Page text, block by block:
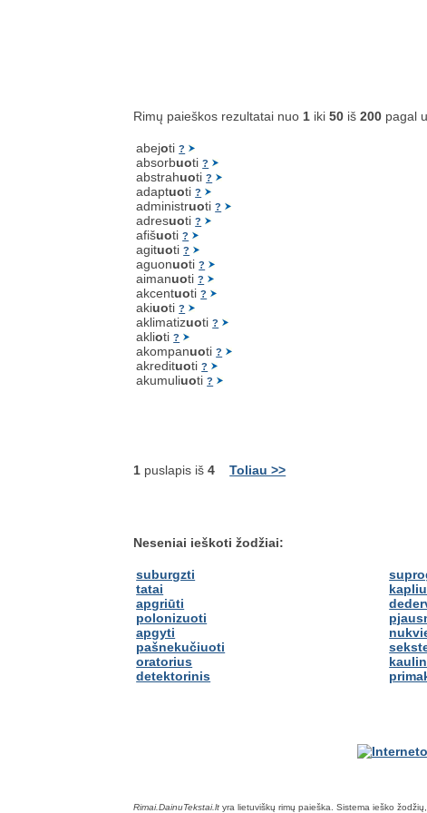
Rimų paieškos rezultatai nuo 1 iki50 iš200 pagal
abejoti?
absorbuoti?
abstrahuoti?
adaptuoti?
administruoti?
adresuoti?
afišuoti?
agituoti?
aguonuoti?
aimanuoti?
akcentuoti?
akiuoti?
aklimatizuoti?
aklioti?
akompanuoti?
akredituoti?
akumuliuoti?
1 puslapis iš4 Toliau >>
Neseniai ieškoti žodžiai:
suburgzti
tatai
apgriūti
polonizuoti
apgyti
pašnekučiuoti
oratorius
detektorinis
Rimai.DainuTekstai.lt yra lietuviškų rimų paieška. Sistema ieško